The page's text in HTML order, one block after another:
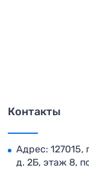
Контакты
Адрес: 127015,
д. 2Б, этаж 8,